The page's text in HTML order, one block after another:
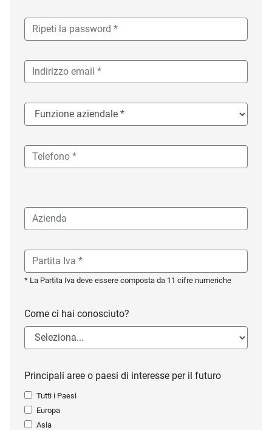
* La Partita Iva deve essere composta da 11 cifre numeriche
Come ci hai conosciuto?
Principali aree o paesi di interesse per il futuro
Tutti i Paesi
Europa
Asia